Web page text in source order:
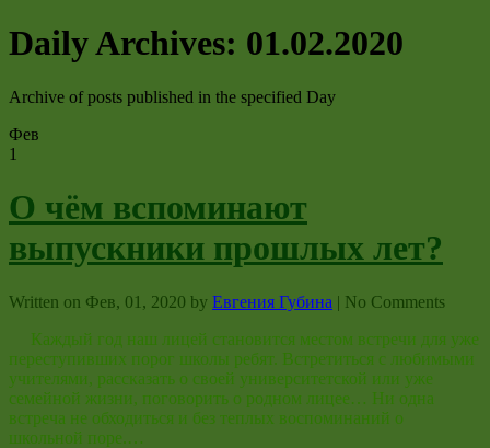
Daily Archives: 01.02.2020
Archive of posts published in the specified Day
Фев
1
О чём вспоминают
выпускники прошлых лет?
Written on Фев, 01, 2020 by Евгения Губина | No Comments
Каждый год наш лицей становится местом встречи для уже
переступивших порог школы ребят. Встретиться с любимыми
учителями, рассказать о своей университетской или уже
семейной жизни, поговорить о родном лицее… Ни одна
встреча не обходиться и без теплых воспоминаний о
школьной поре.…